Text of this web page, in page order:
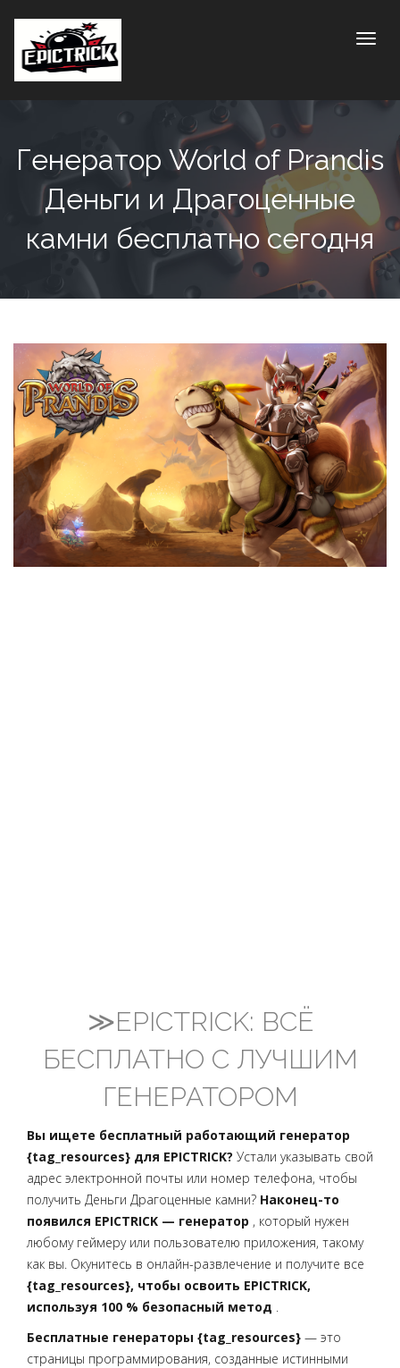
Генератор World of Prandis
Деньги и Драгоценные
камни бесплатно сегодня
≫EPICTRICK: ВСЁ
БЕСПЛАТНО С ЛУЧШИМ
ГЕНЕРАТОРОМ
Вы ищете бесплатный работающий генератор
{tag_resources} для EPICTRICK? Устали указывать свой
адрес электронной почты или номер телефона, чтобы
получить Деньги Драгоценные камни? Наконец-то
появился EPICTRICK — генератор , который нужен
любому геймеру или пользователю приложения, такому
как вы. Окунитесь в онлайн-развлечение и получите все
{tag_resources}, чтобы освоить EPICTRICK,
используя 100 % безопасный метод .
Бесплатные генераторы {tag_resources} — это
страницы программирования, созданные истинными